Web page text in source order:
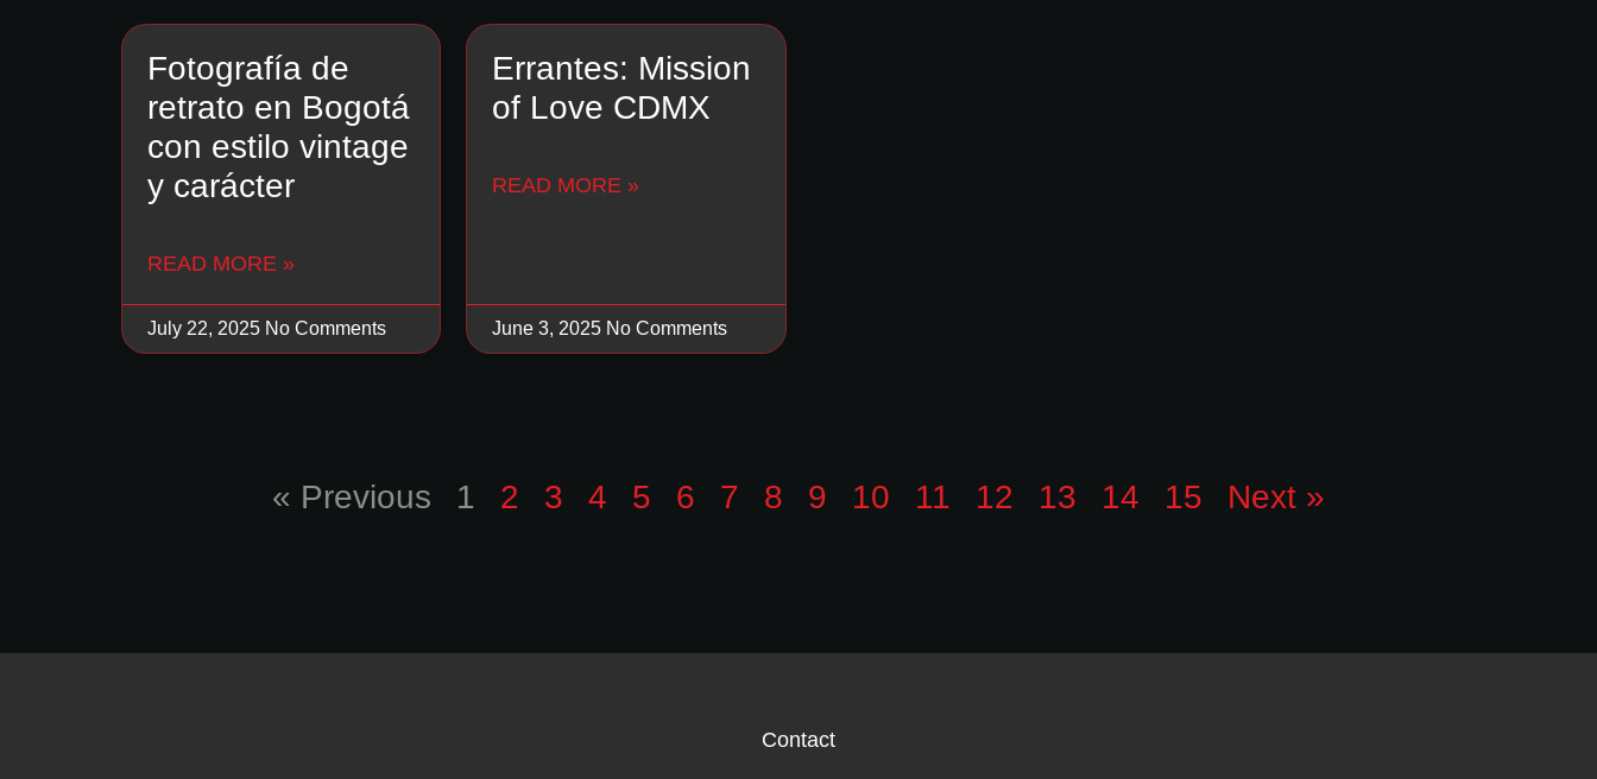
Fotografía de
retrato en Bogotá
con estilo vintage
y carácter
READ MORE »
July 22, 2025 No Comments
Errantes: Mission
of Love CDMX
READ MORE »
June 3, 2025 No Comments
« Previous 1 2 3 4 5 6 7 8 9 10 11 12 13 14 15 Next »
Contact